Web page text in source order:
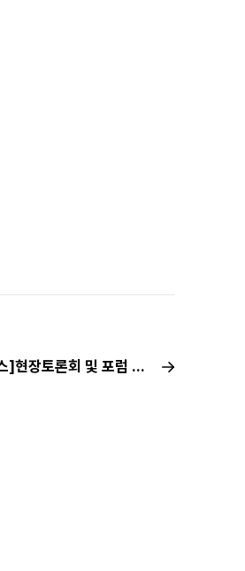
[국립뮤지컬콤플렉스]현장토론회 및 포럼 안내